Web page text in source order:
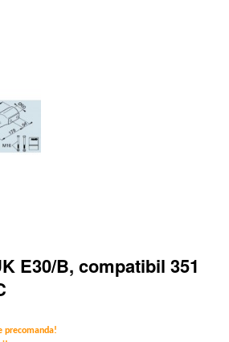
E30/B, compatibil 351
precomanda!